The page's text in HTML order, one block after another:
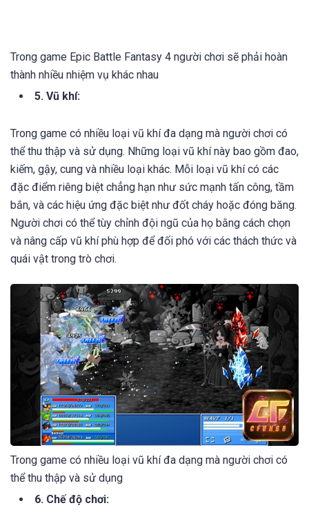
Trong game Epic Battle Fantasy 4 người chơi sẽ phải hoàn
thành nhiều nhiệm vụ khác nhau
5. Vũ khí:
Trong game có nhiều loại vũ khí đa dạng mà người chơi có
thể thu thập và sử dụng. Những loại vũ khí này bao gồm đao,
kiếm, gậy, cung và nhiều loại khác. Mỗi loại vũ khí có các
đặc điểm riêng biệt chẳng hạn như sức mạnh tấn công, tầm
bắn, và các hiệu ứng đặc biệt như đốt cháy hoặc đóng băng.
Người chơi có thể tùy chỉnh đội ngũ của họ bằng cách chọn
và nâng cấp vũ khí phù hợp để đối phó với các thách thức và
quái vật trong trò chơi.